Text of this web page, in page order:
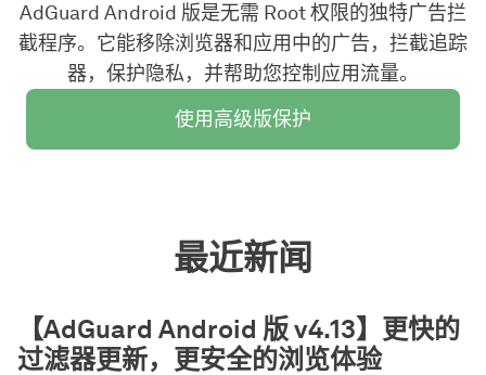
AdGuard Android 版是无需 Root 权限的独特广告拦
截程序。它能移除浏览器和应用中的广告，拦截追踪
器，保护隐私，并帮助您控制应用流量。
使用高级版保护
最近新闻
【AdGuard Android 版 v4.13】更快的
过滤器更新，更安全的浏览体验